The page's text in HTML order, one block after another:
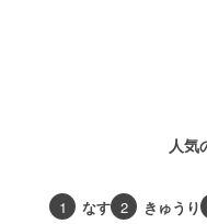
人気
1 なす 2 きゅうり